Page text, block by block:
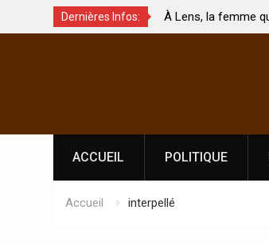
Dernières Infos:
touchés ?
À Lens, la femme qui avait
par son mari est morte
ACCUEIL POLITIQUE
Accueil interpellé